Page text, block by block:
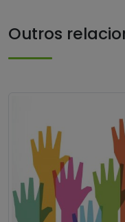
Outros